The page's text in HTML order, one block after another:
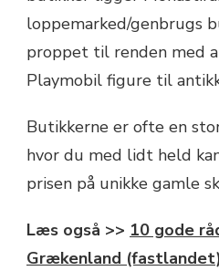
loppemarked/genbrugs
proppet til renden med
Playmobil figure til
Butikkerne er ofte en
hvor du med lidt held
prisen på unikke gamle
Læs også >> 10 gode
Grækenland